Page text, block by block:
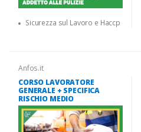
Sicurezza sul Lavoro e Haccp
Anfos.it
CORSO LAVORATORE
GENERALE + SPECIFICA
RISCHIO MEDIO